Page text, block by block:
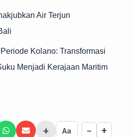
Air Terjun
Kolano: Transformasi
Menjadi Kerajaan Maritim
+ Aa − +